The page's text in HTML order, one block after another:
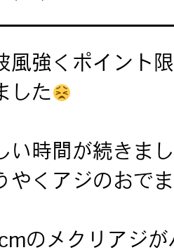
風強くポイント
した
い時間が続きま
やくアジのおで
のメクリアジが